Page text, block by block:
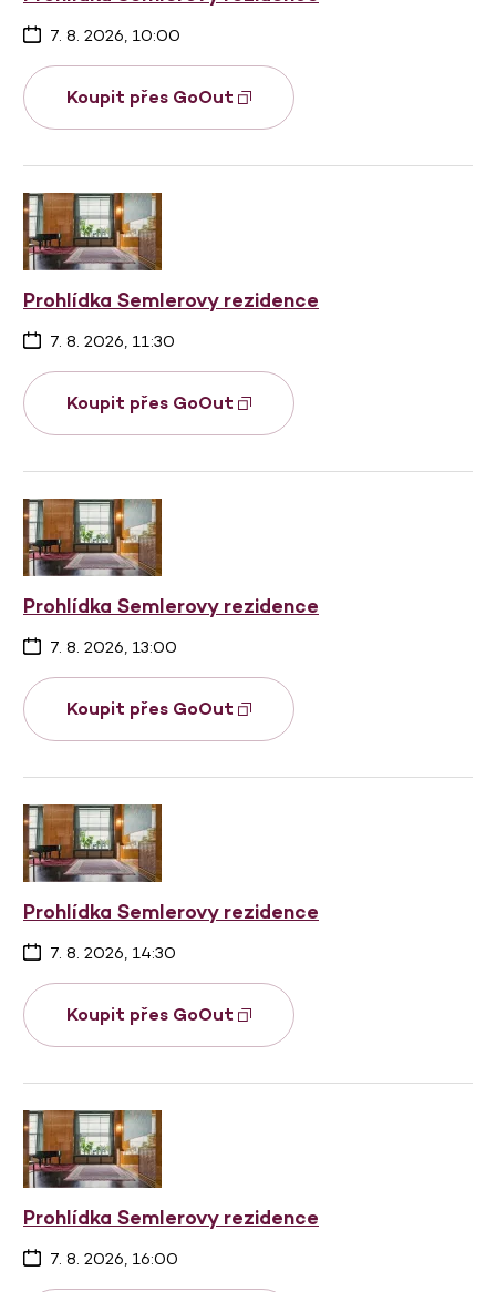
7. 8. 2026, 10:00
Koupit přes GoOut
Prohlídka Semlerovy rezidence
7. 8. 2026, 11:30
Koupit přes GoOut
Prohlídka Semlerovy rezidence
7. 8. 2026, 13:00
Koupit přes GoOut
Prohlídka Semlerovy rezidence
7. 8. 2026, 14:30
Koupit přes GoOut
Prohlídka Semlerovy rezidence
7. 8. 2026, 16:00